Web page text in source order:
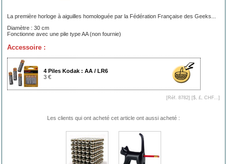
La première horloge à aiguilles homologuée par la Fédération Française des Geeks...
Diamètre : 30 cm
Fonctionne avec une pile type AA (non fournie)
Accessoire :
4 Piles Kodak : AA / LR6
3 €
[Réf. 8782] [$, £, CHF... ]
Les clients qui ont acheté cet article ont aussi acheté :